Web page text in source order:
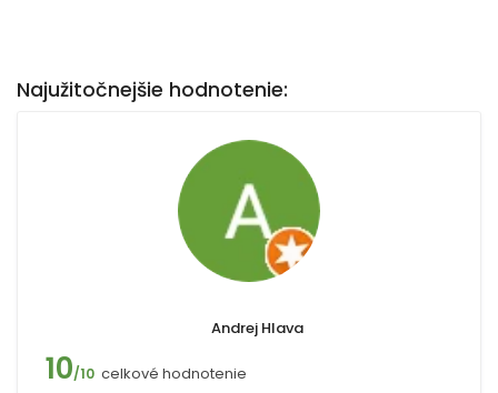
Najužitočnejšie hodnotenie:
Andrej Hlava
10/10 celkové hodnotenie